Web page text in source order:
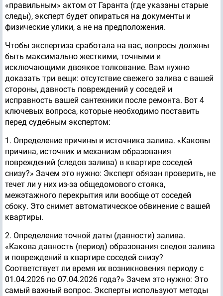
«правильным» актом от Гаранта (где указаны старые
следы), эксперт будет опираться на документы и
физические улики, а не на предположения.
Чтобы экспертиза сработала на вас, вопросы должны
быть максимально жесткими, точными и
исключающими двоякое толкование. Вам нужно
доказать три вещи: отсутствие свежего залива с вашей
стороны, давность повреждений у соседей и
исправность вашей сантехники после ремонта. Вот 4
ключевых вопроса, которые необходимо поставить
перед судебным экспертом:
1. Определение причины и источника залива. «Каковы
причина, источник и механизм образования
повреждений (следов залива) в квартире соседей
снизу?» Зачем это нужно: Эксперт обязан проверить, не
течет ли у них из-за общедомового стояка,
межэтажного перекрытия или вообще от соседей
сбоку. Это снимет автоматическое обвинение с вашей
квартиры.
2. Определение точной даты (давности) залива.
«Какова давность (период) образования следов залива
и повреждений в квартире соседей снизу?
Соответствует ли время их возникновения периоду с
01.04.2026 по 07.04.2026 года?» Зачем это нужно: Это
самый важный вопрос. Эксперты используют методы